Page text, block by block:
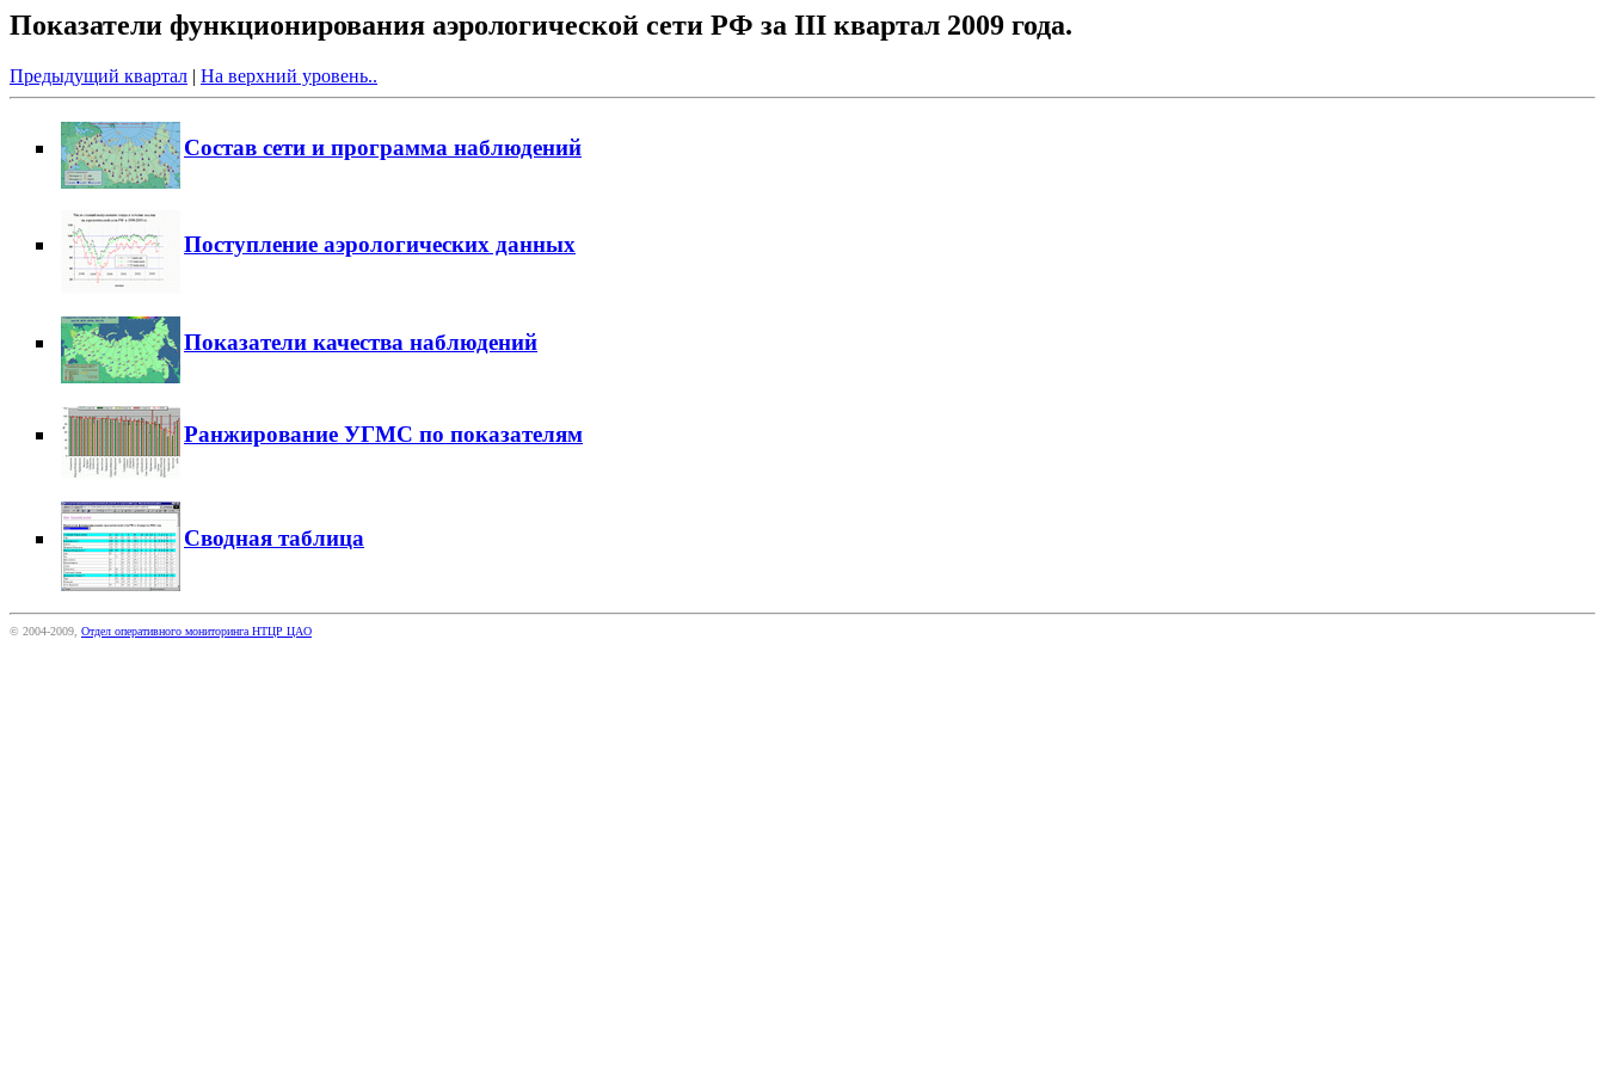
Показатели функционирования аэрологической сети РФ за III квартал 2009 года.
Предыдущий квартал | На верхний уровень..
Состав сети и программа наблюдений
Поступление аэрологических данных
Показатели качества наблюдений
Ранжирование УГМС по показателям
Сводная таблица
© 2004-2009, Отдел оперативного мониторинга НТЦР ЦАО